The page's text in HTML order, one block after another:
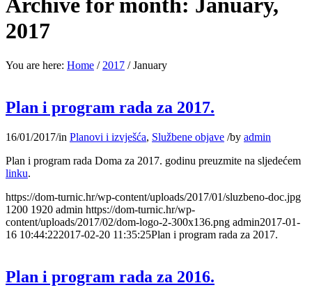
Archive for month: January,
2017
You are here: Home / 2017 / January
Plan i program rada za 2017.
16/01/2017/in Planovi i izvješća, Službene objave /by admin
Plan i program rada Doma za 2017. godinu preuzmite na sljedećem
linku.
https://dom-turnic.hr/wp-content/uploads/2017/01/sluzbeno-doc.jpg
1200 1920 admin https://dom-turnic.hr/wp-
content/uploads/2017/02/dom-logo-2-300x136.png admin2017-01-
16 10:44:222017-02-20 11:35:25Plan i program rada za 2017.
Plan i program rada za 2016.